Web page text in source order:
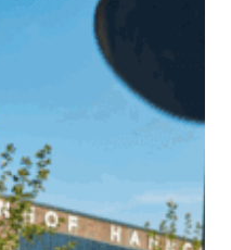
PT
TR